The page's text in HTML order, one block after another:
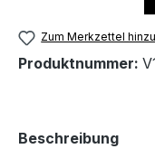
Zum Merkzettel
Produktnummer:
Beschreibung